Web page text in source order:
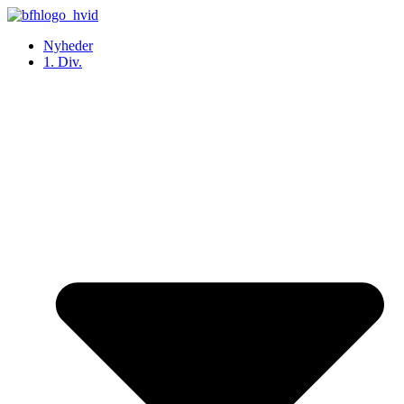
Videre
indholdNyheder
1. Div.